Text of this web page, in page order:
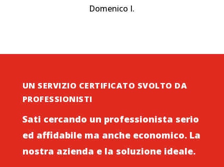
Domenico I.
UN SERVIZIO CERTIFICATO SVOLTO DA
PROFESSIONISTI
Sati cercando un professionista serio
ed affidabile ma anche economico. La
nostra azienda e la soluzione ideale.